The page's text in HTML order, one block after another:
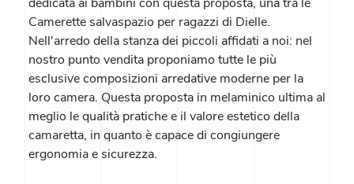
Camerette salvaspazio per ragazzi di Dielle.
Nell'arredo della stanza dei piccoli affidati a noi: nel
nostro punto vendita proponiamo tutte le più
esclusive composizioni arredative moderne per la
loro camera. Questa proposta in melaminico ultima al
meglio le qualità pratiche e il valore estetico della
camaretta, in quanto è capace di congiungere
ergonomia e sicurezza.